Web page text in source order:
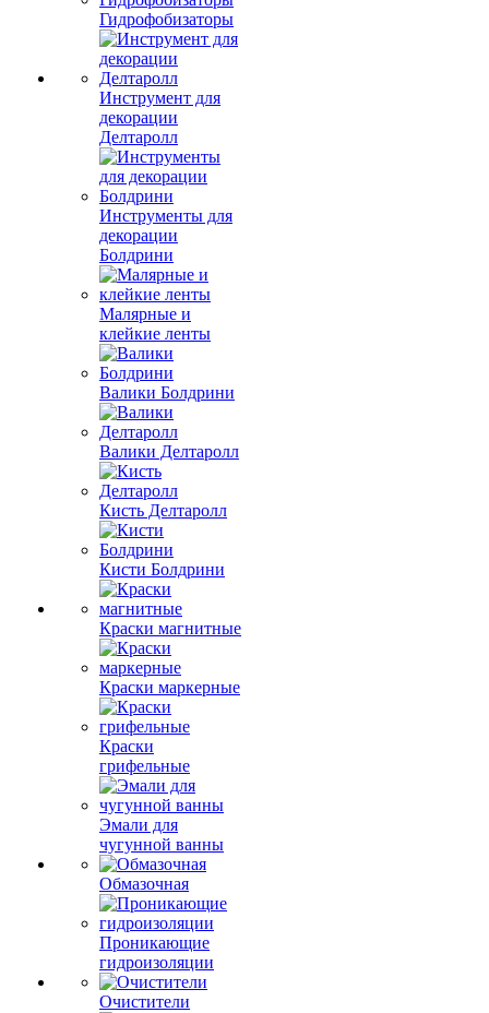
Гидрофобизаторы
Инструмент для
декорации
Делтаролл
Инструменты для
декорации
Болдрини
Малярные и
клейкие ленты
Валики Болдрини
Валики Делтаролл
Кисть Делтаролл
Кисти Болдрини
Краски магнитные
Краски маркерные
Краски
грифельные
Эмали для
чугунной ванны
Обмазочная
Проникающие
гидроизоляции
Очистители